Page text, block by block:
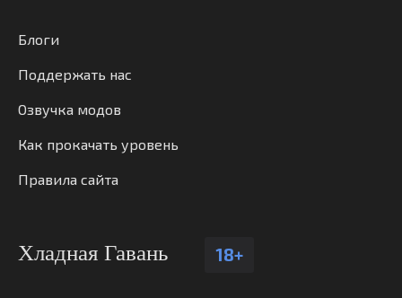
Блоги
Поддержать нас
Озвучка модов
Как прокачать уровень
Правила сайта
Хладная Гавань 18+